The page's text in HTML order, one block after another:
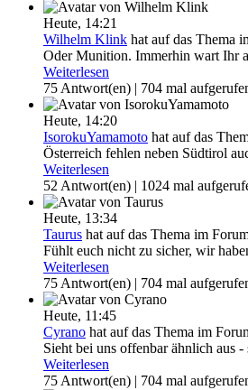
Heute, 14:21
Wilhelm Klink hat auf das Thema
Oder Munition. Immerhin wart Ihr
Weiterlesen
75 Antwort(en) | 704 mal
Heute, 14:20
IsorokuYamamoto hat auf das
Österreich fehlen neben Südtirol
Weiterlesen
52 Antwort(en) | 1024 mal
Heute, 13:34
Taurus hat auf das Thema im
Fühlt euch nicht zu sicher, wir
Weiterlesen
75 Antwort(en) | 704 mal
Heute, 11:45
Cyrano hat auf das Thema im
Sieht bei uns offenbar ähnlich aus
Weiterlesen
75 Antwort(en) | 704 mal